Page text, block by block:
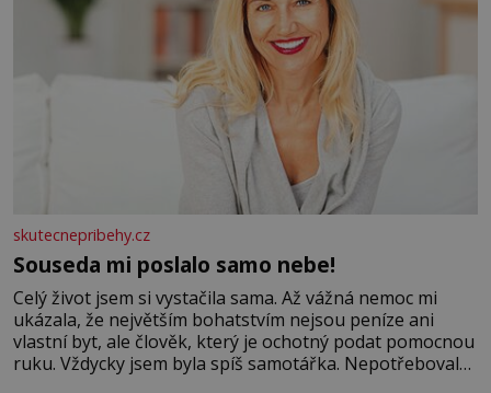
skutecnepribehy.cz
Souseda mi poslalo samo nebe!
Celý život jsem si vystačila sama. Až vážná nemoc mi
ukázala, že největším bohatstvím nejsou peníze ani
vlastní byt, ale člověk, který je ochotný podat pomocnou
ruku. Vždycky jsem byla spíš samotářka. Nepotřebovala